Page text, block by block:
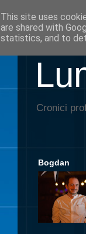
Cronici
Bogdan
This site uses
are shared with
statistics, and to